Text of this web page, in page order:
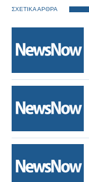
ΣΧΕΤΙΚΑ ΑΡΘΡΑ